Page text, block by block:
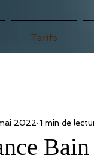
Tarifs
2022 1 min de